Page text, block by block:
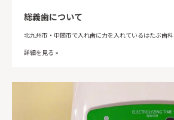
総義歯について
北九州市・中間市で入れ歯に力を入れているはたぶ歯科
詳細を見る »